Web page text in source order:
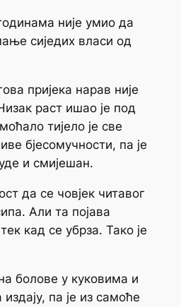
није умио да
сиједих власи од
пријека нарав није
раст ишао је под
тијело је све
бјесомучности, па је
и смијешан.
да се човјек читавог
Али та појава
кад се убрза. Тако је
болове у куковима и
па је из самоће